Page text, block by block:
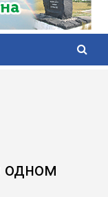
одном